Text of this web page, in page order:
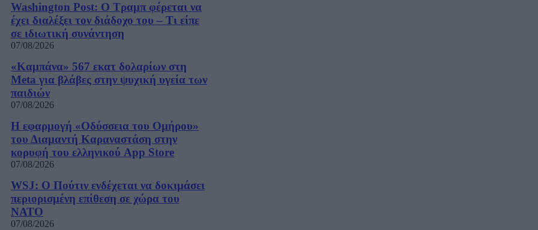
Washington Post: Ο Τραμπ φέρεται να
έχει διαλέξει τον διάδοχο του – Τι είπε
σε ιδιωτική συνάντηση
07/08/2026
«Καμπάνα» 567 εκατ δολαρίων στη
Meta για βλάβες στην ψυχική υγεία των
παιδιών
07/08/2026
Η εφαρμογή «Οδύσσεια του Ομήρου»
του Διαμαντή Καραναστάση στην
κορυφή του ελληνικού App Store
07/08/2026
WSJ: Ο Πούτιν ενδέχεται να δοκιμάσει
περιορισμένη επίθεση σε χώρα του
ΝΑΤΟ
07/08/2026